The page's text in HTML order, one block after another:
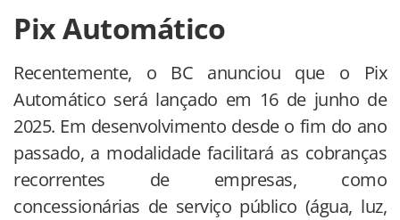
Pix Automático
Recentemente, o BC anunciou que o Pix
Automático será lançado em 16 de junho de
2025. Em desenvolvimento desde o fim do ano
passado, a modalidade facilitará as cobranças
recorrentes de empresas, como
concessionárias de serviço público (água, luz,